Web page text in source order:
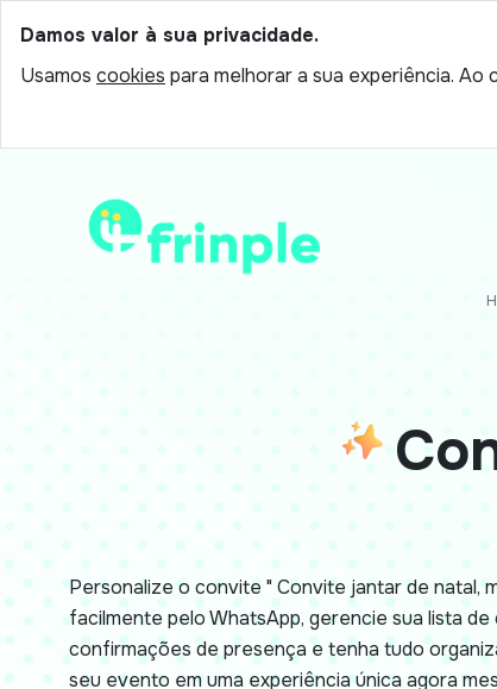
Damos valor à sua privacidade.
Usamos cookies para melhorar a sua experiência.
Personalize o convite " Convite jantar de natal,
facilmente pelo WhatsApp, gerencie sua lista
confirmações de presença e tenha tudo
seu evento em uma experiência única agora